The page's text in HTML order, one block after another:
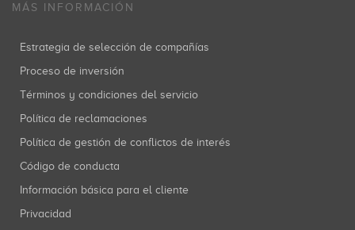
MÁS INFORMACIÓN
Estrategia de selección de compañías
Proceso de inversión
Términos y condiciones del servicio
Política de reclamaciones
Política de gestión de conflictos de interés
Código de conducta
Información básica para el cliente
Privacidad